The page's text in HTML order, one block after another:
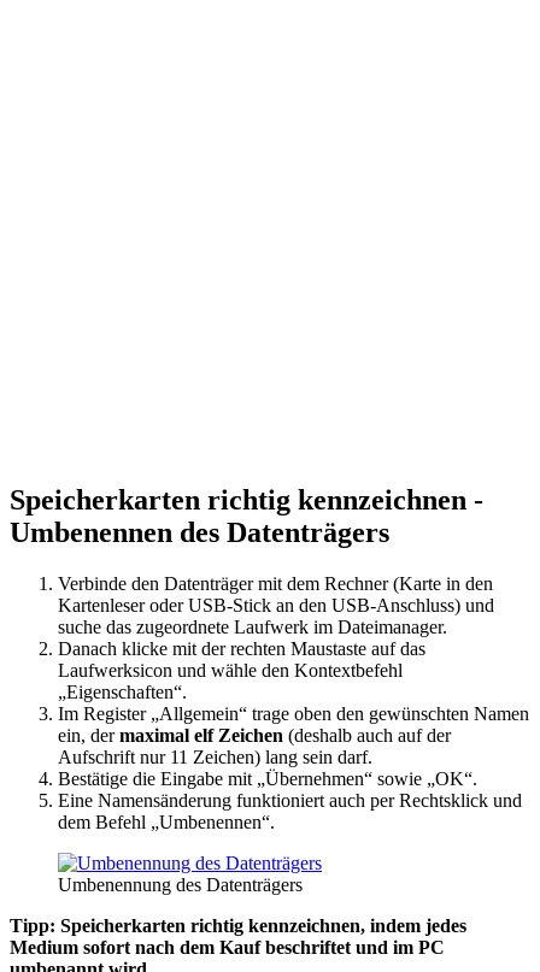
Speicherkarten richtig kennzeichnen -
Umbenennen des Datenträgers
Verbinde den Datenträger mit dem Rechner (Karte in den
Kartenleser oder USB-Stick an den USB-Anschluss) und
suche das zugeordnete Laufwerk im Dateimanager.
Danach klicke mit der rechten Maustaste auf das
Laufwerksicon und wähle den Kontextbefehl
„Eigenschaften“.
Im Register „Allgemein“ trage oben den gewünschten Namen
ein, dermaximal elf Zeichen (deshalb auch auf der
Aufschrift nur 11 Zeichen) lang sein darf.
Bestätige die Eingabe mit „Übernehmen“ sowie „OK“.
Eine Namensänderung funktioniert auch per Rechtsklick und
dem Befehl „Umbenennen“.
Umbenennung des Datenträgers
Tipp: Speicherkarten richtig kennzeichnen, indem jedes
Medium sofort nach dem Kauf beschriftet und im PC